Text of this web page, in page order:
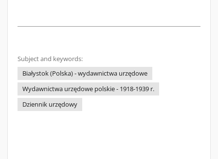
Subject and keywords:
Białystok (Polska) - wydawnictwa urzędowe
Wydawnictwa urzędowe polskie - 1918-1939 r.
Dziennik urzędowy